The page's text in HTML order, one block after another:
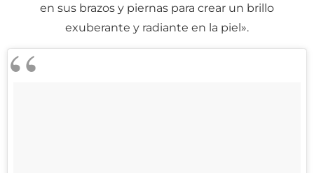
en sus brazos y piernas para crear un brillo
exuberante y radiante en la piel».